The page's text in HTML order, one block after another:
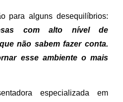
para alguns desequilíbrios:
com alto nível de
não sabem fazer conta.
esse ambiente o mais
especializada em